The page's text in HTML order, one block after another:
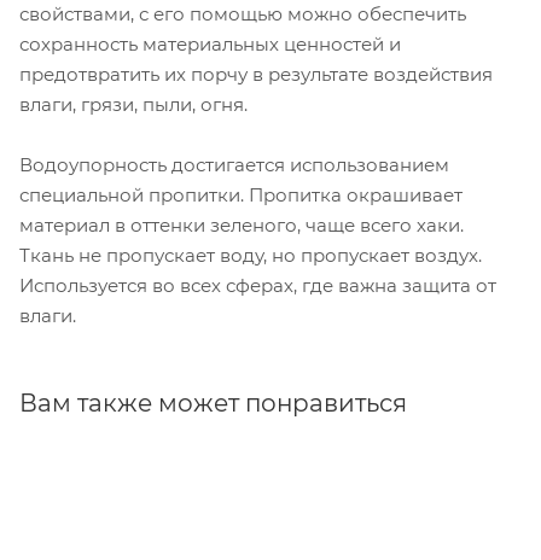
свойствами, с его помощью можно обеспечить
сохранность материальных ценностей и
предотвратить их порчу в результате воздействия
влаги, грязи, пыли, огня.
Водоупорность достигается использованием
специальной пропитки. Пропитка окрашивает
материал в оттенки зеленого, чаще всего хаки.
Ткань не пропускает воду, но пропускает воздух.
Используется во всех сферах, где важна защита от
влаги.
Вам также может понравиться